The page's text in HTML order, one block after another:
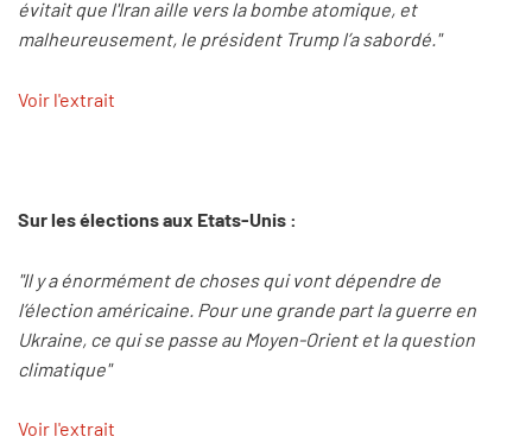
évitait que l'Iran aille vers la bombe atomique, et
malheureusement, le président Trump l’a sabordé."
Voir l'extrait
Sur les élections aux Etats-Unis :
"Il y a énormément de choses qui vont dépendre de
l’élection américaine. Pour une grande part la guerre en
Ukraine, ce qui se passe au Moyen-Orient et la question
climatique"
Voir l'extrait